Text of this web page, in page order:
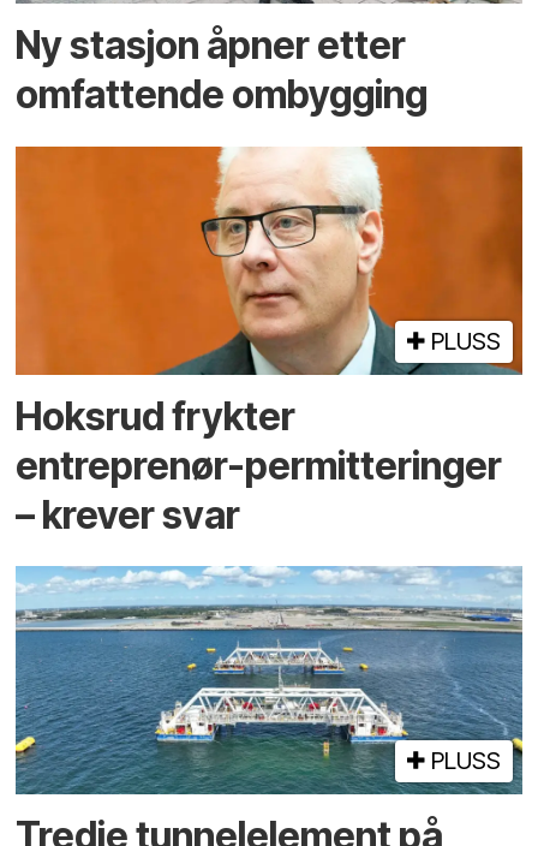
Ny stasjon åpner etter
omfattende ombygging
PLUSS
Hoksrud frykter
entreprenør-permitteringer
– krever svar
PLUSS
Tredje tunnel­element på